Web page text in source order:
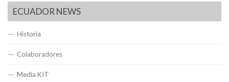
ECUADOR NEWS
Historia
Colaboradores
Media KIT